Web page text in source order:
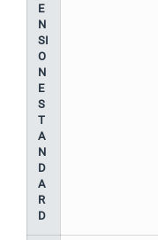
E
N
SI
O
N
E
S
T
A
N
D
A
R
D